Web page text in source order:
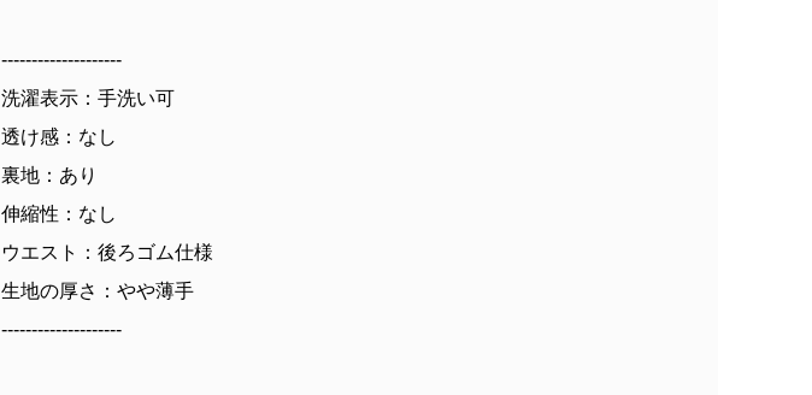
--------------------
洗濯表示：手洗い可
透け感：なし
裏地：あり
伸縮性：なし
ウエスト：後ろゴム仕様
生地の厚さ：やや薄手
--------------------